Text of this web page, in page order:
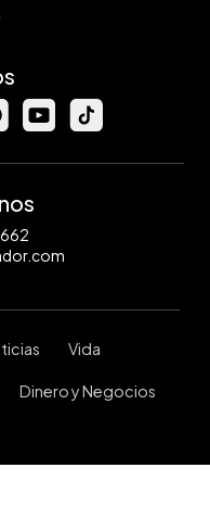
Vida
Dinero y Negocios